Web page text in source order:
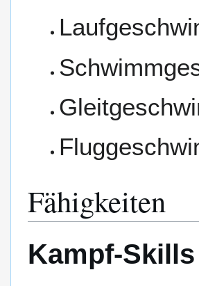
Fähigkeiten
Kampf-Skills